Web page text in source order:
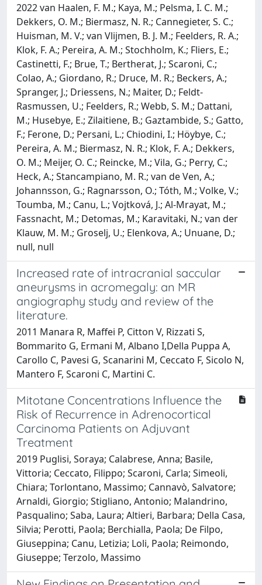
2022 van Haalen, F. M.; Kaya, M.; Pelsma, I. C. M.;
Dekkers, O. M.; Biermasz, N. R.; Cannegieter, S. C.;
Huisman, M. V.; van Vlijmen, B. J. M.; Feelders, R. A.;
Klok, F. A.; Pereira, A. M.; Stochholm, K.; Fliers, E.;
Castinetti, F.; Brue, T.; Bertherat, J.; Scaroni, C.;
Colao, A.; Giordano, R.; Druce, M. R.; Beckers, A.;
Spranger, J.; Driessens, N.; Maiter, D.; Feldt-
Rasmussen, U.; Feelders, R.; Webb, S. M.; Dattani,
M.; Husebye, E.; Zilaitiene, B.; Gaztambide, S.; Gatto,
F.; Ferone, D.; Persani, L.; Chiodini, I.; Höybye, C.;
Pereira, A. M.; Biermasz, N. R.; Klok, F. A.; Dekkers,
O. M.; Meijer, O. C.; Reincke, M.; Vila, G.; Perry, C.;
Heck, A.; Stancampiano, M. R.; van de Ven, A.;
Johannsson, G.; Ragnarsson, O.; Tóth, M.; Volke, V.;
Toumba, M.; Canu, L.; Vojtková, J.; Al-Mrayat, M.;
Fassnacht, M.; Detomas, M.; Karavitaki, N.; van der
Klauw, M. M.; Groselj, U.; Elenkova, A.; Unuane, D.;
null, null
Increased rate of intracranial saccular
aneurysms in acromegaly: an MR
angiography study and review of the
literature.
2011 Manara R, Maffei P, Citton V, Rizzati S,
Bommarito G, Ermani M, Albano I,Della Puppa A,
Carollo C, Pavesi G, Scanarini M, Ceccato F, Sicolo N,
Mantero F, Scaroni C, Martini C.
Mitotane Concentrations Influence the
Risk of Recurrence in Adrenocortical
Carcinoma Patients on Adjuvant
Treatment
2019 Puglisi, Soraya; Calabrese, Anna; Basile,
Vittoria; Ceccato, Filippo; Scaroni, Carla; Simeoli,
Chiara; Torlontano, Massimo; Cannavò, Salvatore;
Arnaldi, Giorgio; Stigliano, Antonio; Malandrino,
Pasqualino; Saba, Laura; Altieri, Barbara; Della Casa,
Silvia; Perotti, Paola; Berchialla, Paola; De Filpo,
Giuseppina; Canu, Letizia; Loli, Paola; Reimondo,
Giuseppe; Terzolo, Massimo